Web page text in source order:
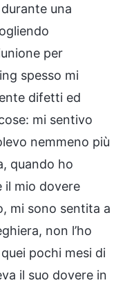
una
per
spesso mi
difetti ed
mi sentivo
nemmeno più
quando ho
il mio dovere
mi sono sentita a
non l’ho
pochi mesi di
il suo dovere in